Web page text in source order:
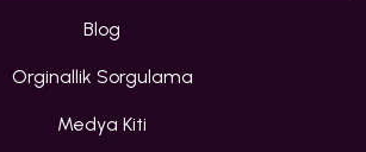
Blog
Orginallik Sorgulama
Medya Kiti